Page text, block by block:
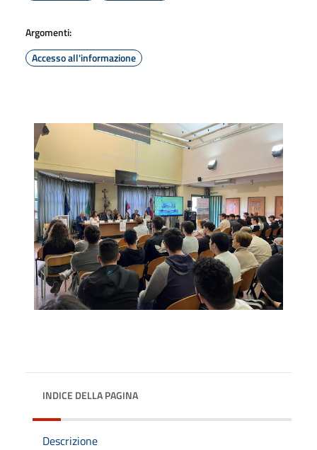
Argomenti:
Accesso all'informazione
INDICE DELLA PAGINA
Descrizione